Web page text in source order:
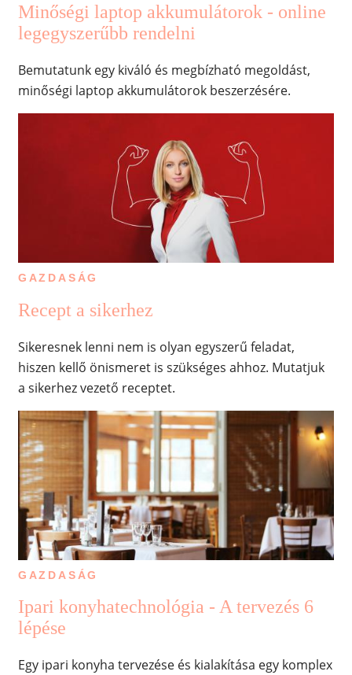
Minőségi laptop akkumulátorok - online
legegyszerűbb rendelni
Bemutatunk egy kiváló és megbízható megoldást,
minőségi laptop akkumulátorok beszerzésére.
GAZDASÁG
Recept a sikerhez
Sikeresnek lenni nem is olyan egyszerű feladat,
hiszen kellő önismeret is szükséges ahhoz. Mutatjuk
a sikerhez vezető receptet.
GAZDASÁG
Ipari konyhatechnológia - A tervezés 6
lépése
Egy ipari konyha tervezése és kialakítása egy komplex